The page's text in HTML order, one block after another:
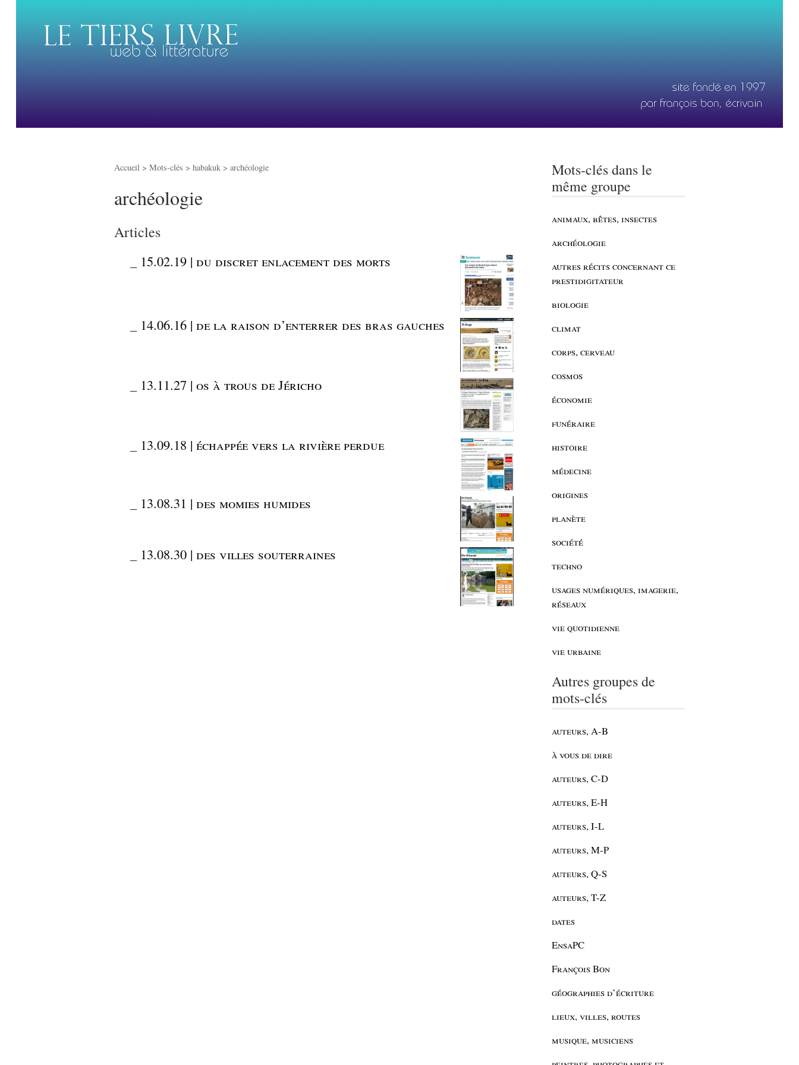
Accueil > Mots-clés > habakuk > archéologie
archéologie
Articles
15.02.19 | du discret enlacement des morts
14.06.16 | de la raison d’enterrer des bras gauches
13.11.27 | os à trous de Jéricho
13.09.18 | échappée vers la rivière perdue
13.08.31 | des momies humides
13.08.30 | des villes souterraines
Mots-clés dans le
même groupe
animaux, bêtes, insectes
archéologie
autres récits concernant ce
prestidigitateur
biologie
climat
corps, cerveau
cosmos
économie
funéraire
histoire
médecine
origines
planète
société
techno
usages numériques, imagerie,
réseaux
vie quotidienne
vie urbaine
Autres groupes de
mots-clés
auteurs, A-B
à vous de dire
auteurs, C-D
auteurs, E-H
auteurs, I-L
auteurs, M-P
auteurs, Q-S
auteurs, T-Z
dates
EnsaPC
François Bon
géographies d’écriture
lieux, villes, routes
musique, musiciens